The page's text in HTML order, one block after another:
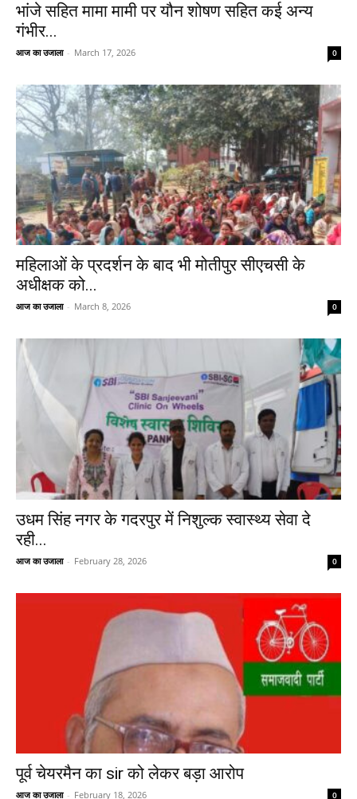
भांजे सहित मामा मामी पर यौन शोषण सहित कई अन्य
गंभीर...
आज का उजाला - March 17, 2026 0
महिलाओं के प्रदर्शन के बाद भी मोतीपुर सीएचसी के
अधीक्षक को...
आज का उजाला - March 8, 2026 0
उधम सिंह नगर के गदरपुर में निशुल्क स्वास्थ्य सेवा दे
रही...
आज का उजाला - February 28, 2026 0
पूर्व चेयरमैन का sir को लेकर बड़ा आरोप
आज का उजाला - February 18, 2026 0